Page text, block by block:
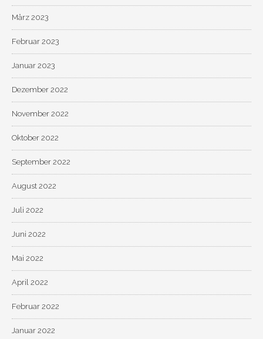
März 2023
Februar 2023
Januar 2023
Dezember 2022
November 2022
Oktober 2022
September 2022
August 2022
Juli 2022
Juni 2022
Mai 2022
April 2022
Februar 2022
Januar 2022